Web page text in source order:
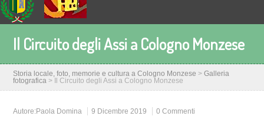
Il Circuito degli Assi a Cologno Monzese
Storia locale, foto, memorie e cultura a Cologno Monzese >Galleria
fotografica > Il Circuito degli Assi a Cologno Monzese
Autore:Paola Domina 9 Dicembre 2019 0 Commenti